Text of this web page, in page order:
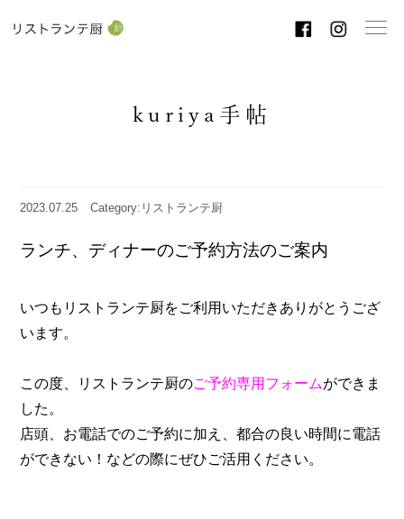
kuriya手帖
2023.07.25 Category:リストランテ厨
ランチ、ディナーのご予約方法のご案内
いつもリストランテ厨をご利用いただきありがとうござ
います。
この度、リストランテ厨のご予約専用フォームができま
した。
店頭、お電話でのご予約に加え、都合の良い時間に電話
ができない！などの際にぜひご活用ください。